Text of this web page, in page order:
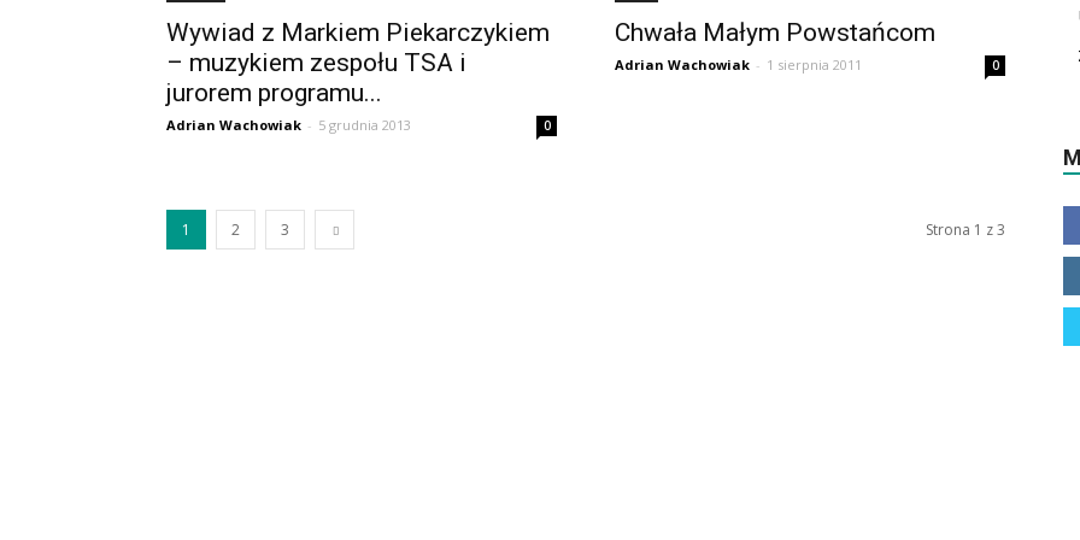
Wywiad z Markiem Piekarczykiem
– muzykiem zespołu TSA i
jurorem programu...
Adrian Wachowiak - 5 grudnia 2013 0
Chwała Małym Powstańcom
Adrian Wachowiak - 1 sierpnia 2011 0
1 2 3 Strona 1 z 3